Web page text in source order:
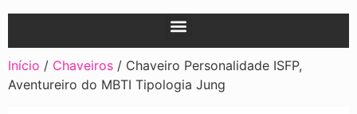
Início / Chaveiros / Chaveiro Personalidade ISFP,
Aventureiro do MBTI Tipologia Jung